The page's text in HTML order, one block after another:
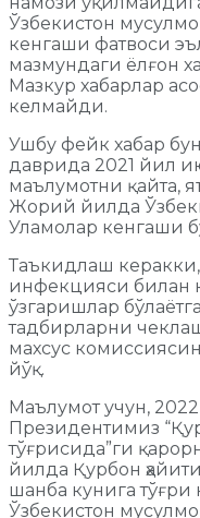
Ўзбекистон
кенгаши фатвоси
мазмундаги ёлғон
Мазкур хабарлар
келмайди.
Ушбу фейк хабар
даврида 2021 йил
маълумотни қайта,
Жорий йилда
Уламолар кенгаши
Таъкидлаш
инфекцияси билан
ўзгаришлар
тадбирларни
махсус
йўқ.
Маълумот учун,
Президентимиз
тўғрисида”ги
йилда Қурбон
шанба кунига
Ўзбекистон